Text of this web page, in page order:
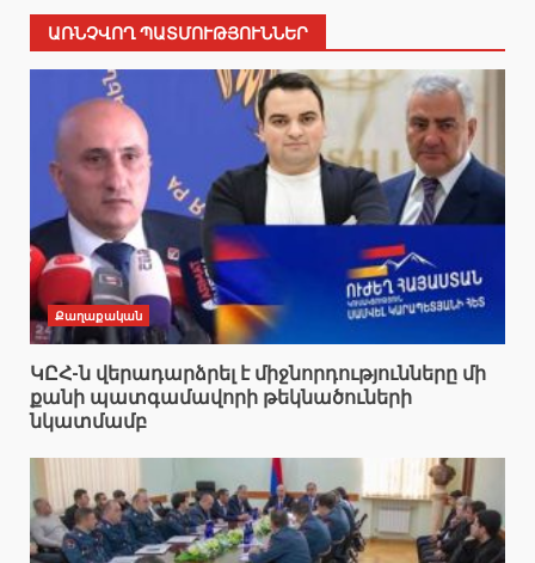
ԱՌՆՉՎՈՂ ՊԱՏՄՈՒԹՅՈՒՆՆԵՐ
Քաղաքական
ԿԸՀ-ն վերադարձրել է միջնորդությունները մի
քանի պատգամավորի թեկնածուների
նկատմամբ